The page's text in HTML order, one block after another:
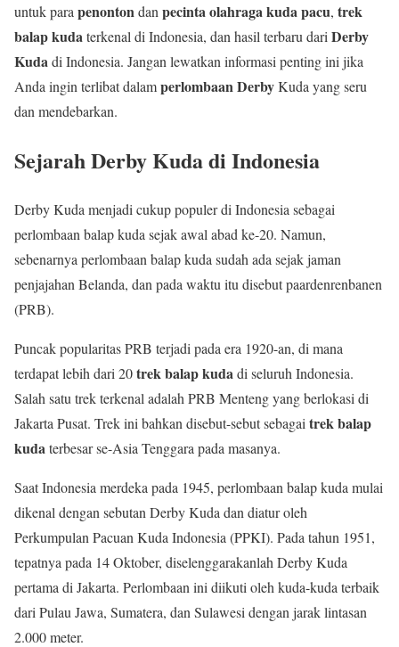
untuk para penontondan pecinta olahraga kuda pacu, trek
balap kudaterkenal di Indonesia, dan hasil terbaru dari Derby
Kudadi Indonesia. Jangan lewatkan informasi penting ini jika
Anda ingin terlibat dalamperlombaan DerbyKuda yang seru
dan mendebarkan.
Sejarah Derby Kuda di Indonesia
Derby Kuda menjadi cukup populer di Indonesia sebagai
perlombaan balap kuda sejak awal abad ke-20. Namun,
sebenarnya perlombaan balap kuda sudah ada sejak jaman
penjajahan Belanda, dan pada waktu itu disebut paardenrenbanen
(PRB).
Puncak popularitas PRB terjadi pada era 1920-an, di mana
terdapat lebih dari 20trek balap kudadi seluruh Indonesia.
Salah satu trek terkenal adalah PRB Menteng yang berlokasi di
Jakarta Pusat. Trek ini bahkan disebut-sebut sebagai trek balap
kudaterbesar se-Asia Tenggara pada masanya.
Saat Indonesia merdeka pada 1945, perlombaan balap kuda mulai
dikenal dengan sebutan Derby Kuda dan diatur oleh
Perkumpulan Pacuan Kuda Indonesia (PPKI). Pada tahun 1951,
tepatnya pada 14 Oktober, diselenggarakanlah Derby Kuda
pertama di Jakarta. Perlombaan ini diikuti oleh kuda-kuda terbaik
dari Pulau Jawa, Sumatera, dan Sulawesi dengan jarak lintasan
2.000 meter.